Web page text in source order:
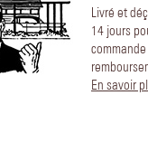
Livré et
14 jours
En savoir